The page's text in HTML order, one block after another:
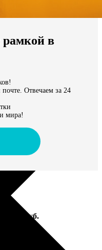
рамкой в
Отвечаем за 24
мира!
Цена, руб.